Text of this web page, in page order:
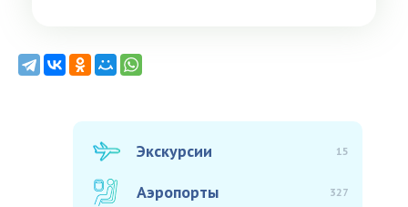
Экскурсии 15
Аэропорты 327